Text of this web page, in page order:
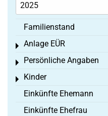
Familienstand
Anlage EÜR
Toggle menu
Persönliche Angaben
Toggle menu
Kinder
Toggle menu
Einkünfte Ehemann
Einkünfte Ehefrau